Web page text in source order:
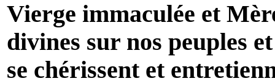
Vierge immaculée et
divines sur nos peuples
se chérissent et